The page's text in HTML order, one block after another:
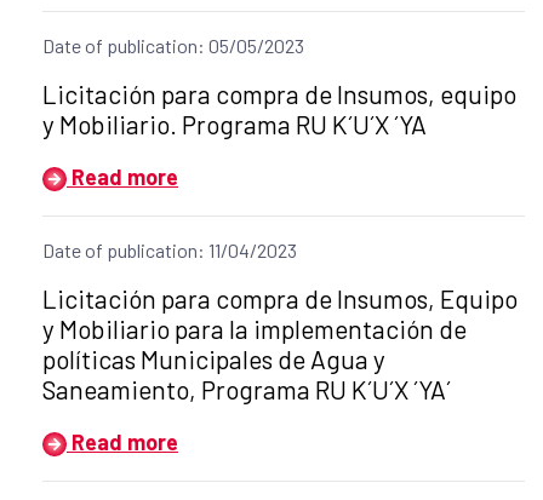
Date of publication: 05/05/2023
Title of the announcement:
Licitación para compra de Insumos, equipo
y Mobiliario. Programa RU K´U´X ´YA
Read more
Date of publication: 11/04/2023
Title of the announcement:
Licitación para compra de Insumos, Equipo
y Mobiliario para la implementación de
políticas Municipales de Agua y
Saneamiento, Programa RU K´U´X ´YA´
Read more